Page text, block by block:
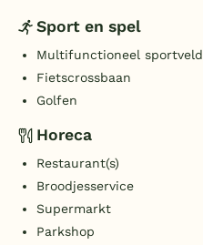
Sport en spel
Multifunctioneel sportveld
Fietscrossbaan
Golfen
Horeca
Restaurant(s)
Broodjesservice
Supermarkt
Parkshop